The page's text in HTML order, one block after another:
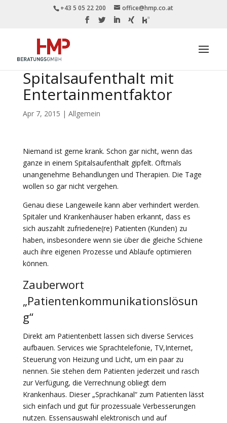
+43 5 05 22 200 office@hmp.co.at
Spitalsaufenthalt mit
Entertainmentfaktor
Apr 7, 2015 | Allgemein
Niemand ist gerne krank. Schon gar nicht, wenn das
ganze in einem Spitalsaufenthalt gipfelt. Oftmals
unangenehme Behandlungen und Therapien. Die Tage
wollen so gar nicht vergehen.
Genau diese Langeweile kann aber verhindert werden.
Spitäler und Krankenhäuser haben erkannt, dass es
sich auszahlt zufriedene(re) Patienten (Kunden) zu
haben, insbesondere wenn sie über die gleiche Schiene
auch ihre eigenen Prozesse und Abläufe optimieren
können.
Zauberwort
„Patientenkommunikationslösun
g“
Direkt am Patientenbett lassen sich diverse Services
aufbauen. Services wie Sprachtelefonie, TV,Internet,
Steuerung von Heizung und Licht, um ein paar zu
nennen. Sie stehen dem Patienten jederzeit und rasch
zur Verfügung, die Verrechnung obliegt dem
Krankenhaus. Dieser „Sprachkanal“ zum Patienten lässt
sich einfach und gut für prozessuale Verbesserungen
nutzen. Essensauswahl elektronisch und auf